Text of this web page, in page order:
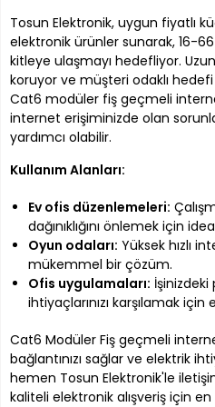
Tosun Elektronik, uygun fiyatlı
elektronik ürünler sunarak, 16-
kitleye ulaşmayı hedefliyor.
koruyor ve müşteri odaklı
Cat6 modüler fiş geçmeli
internet erişiminizde olan
yardımcı olabilir.
Kullanım Alanları:
Ev ofis düzenlemeleri:
dağınıklığını önlemek için
Oyun odaları: Yüksek hızlı
mükemmel bir çözüm.
Ofis uygulamaları:
ihtiyaçlarınızı karşılamak için
Cat6 Modüler Fiş geçmeli
bağlantınızı sağlar ve elektrik
hemen Tosun Elektronik'le
kaliteli elektronik alışveriş için